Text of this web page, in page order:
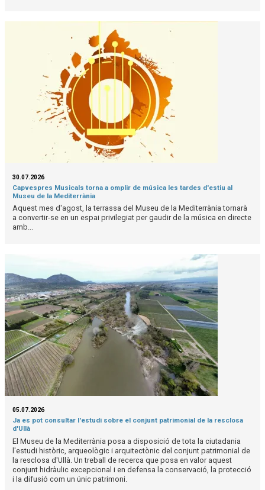
30.07.2026
Capvespres Musicals torna a omplir de música les tardes d'estiu al
Museu de la Mediterrània
Aquest mes d'agost, la terrassa del Museu de la Mediterrània tornarà
a convertir-se en un espai privilegiat per gaudir de la música en directe
amb...
05.07.2026
Ja es pot consultar l'estudi sobre el conjunt patrimonial de la resclosa
d'Ullà
El Museu de la Mediterrània posa a disposició de tota la ciutadania
l'estudi històric, arqueològic i arquitectònic del conjunt patrimonial de
la resclosa d'Ullà. Un treball de recerca que posa en valor aquest
conjunt hidràulic excepcional i en defensa la conservació, la protecció
i la difusió com un únic patrimoni.